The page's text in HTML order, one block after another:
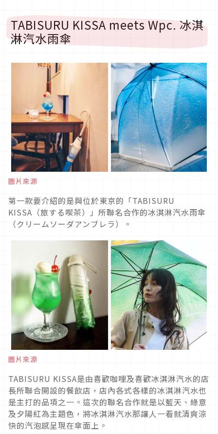
TABISURU KISSA meets Wpc. 冰淇
淋汽水雨傘
圖片來源
第一款要介紹的是與位於東京的「TABISURU
KISSA（旅する喫茶）」所聯名合作的冰淇淋汽水雨傘
（クリームソーダアンブレラ）。
圖片來源
TABISURU KISSA是由喜歡咖哩及喜歡冰淇淋汽水的店
長所聯合開設的餐飲店，店內各式各樣的冰淇淋汽水也
是主打的品項之一。這次的聯名合作就是以藍天、綠意
及夕陽紅為主題色，將冰淇淋汽水那讓人一看就清爽涼
快的汽泡感呈現在傘面上。